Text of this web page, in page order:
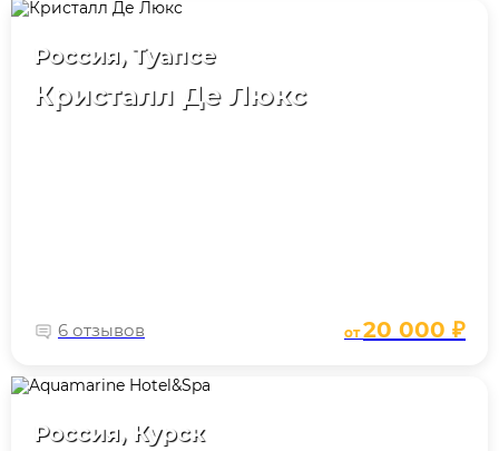
Россия, Туапсе
Кристалл Де Люкс
6 отзывов от20 000 ₽
Россия, Курск